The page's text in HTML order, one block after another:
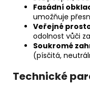
Fasádní
umožňuje
Veřejné
odolnost vůči
Soukromé
(písčitá,
Technické